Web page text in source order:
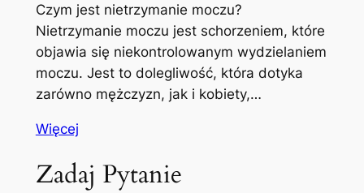
Czym jest nietrzymanie moczu?
Nietrzymanie moczu jest schorzeniem, które
objawia się niekontrolowanym wydzielaniem
moczu. Jest to dolegliwość, która dotyka
zarówno mężczyzn, jak i kobiety,…
Więcej
Zadaj Pytanie